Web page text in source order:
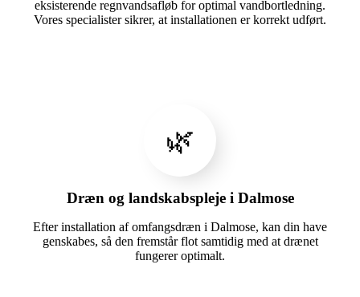
eksisterende regnvandsafløb for optimal vandbortledning.
Vores specialister sikrer, at installationen er korrekt udført.
🌿
Dræn og landskabspleje i Dalmose
Efter installation af omfangsdræn i Dalmose, kan din have
genskabes, så den fremstår flot samtidig med at drænet
fungerer optimalt.